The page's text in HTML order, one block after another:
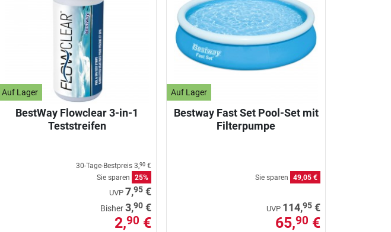
Auf Lager
BestWay Flowclear 3-in-1
Teststreifen
30-Tage-Bestpreis 3,90 €
Sie sparen
25%
UVP 7,95 €
Bisher3,90 €
2,90 €
Auf Lager
Bestway Fast Set Pool-Set mit
Filterpumpe
Sie sparen 49,05 €
UVP 114,95 €
65,90 €